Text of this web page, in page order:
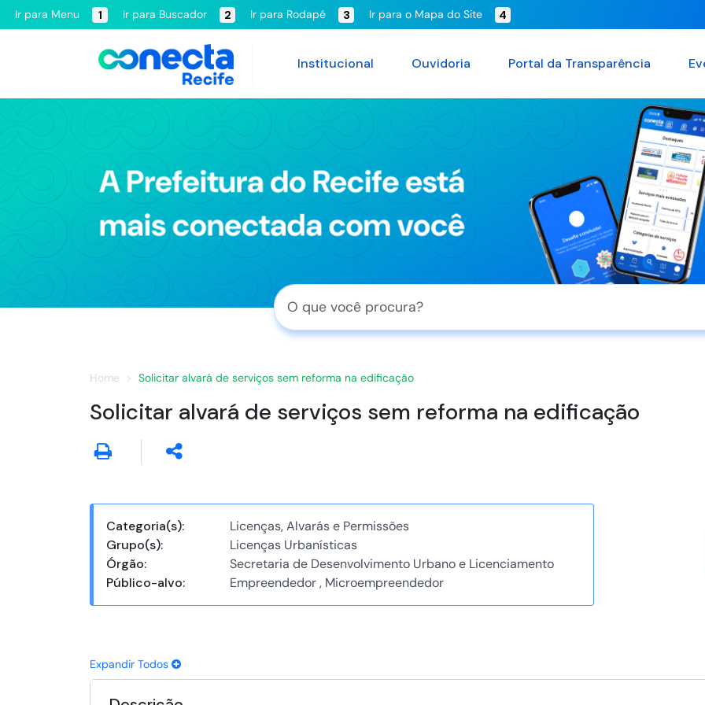
Ir para Menu 1 Ir para Buscador 2 Ir para Rodapé 3 Ir para o Mapa do Site 4
Institucional Ouvidoria Portal da Transparência
Home Solicitar alvará de serviços sem reforma na edificação
Solicitar alvará de serviços sem reforma na edificação
Categoria(s):
Licenças, Alvarás e Permissões
Grupo(s):
Licenças Urbanísticas
Órgão:
Secretaria de Desenvolvimento Urbano e Licenciamento
Público-alvo:
Empreendedor , Microempreendedor
Expandir Todos